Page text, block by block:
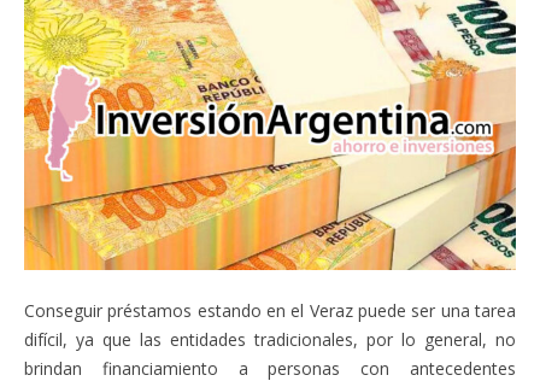
Conseguir préstamos estando en el Veraz puede ser una tarea
difícil, ya que las entidades tradicionales, por lo general, no
brindan financiamiento a personas con antecedentes